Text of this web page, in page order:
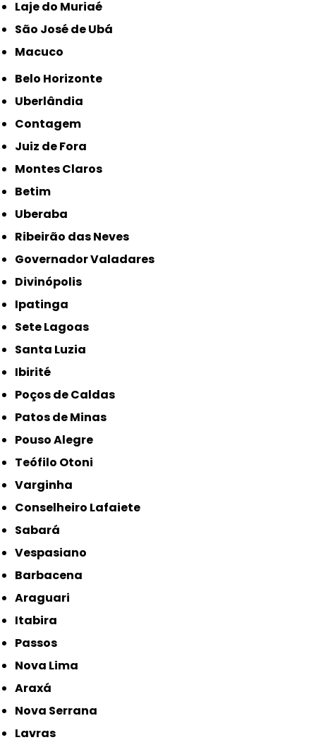
Laje do Muriaé
São José de Ubá
Macuco
Belo Horizonte
Uberlândia
Contagem
Juiz de Fora
Montes Claros
Betim
Uberaba
Ribeirão das Neves
Governador Valadares
Divinópolis
Ipatinga
Sete Lagoas
Santa Luzia
Ibirité
Poços de Caldas
Patos de Minas
Pouso Alegre
Teófilo Otoni
Varginha
Conselheiro Lafaiete
Sabará
Vespasiano
Barbacena
Araguari
Itabira
Passos
Nova Lima
Araxá
Nova Serrana
Lavras